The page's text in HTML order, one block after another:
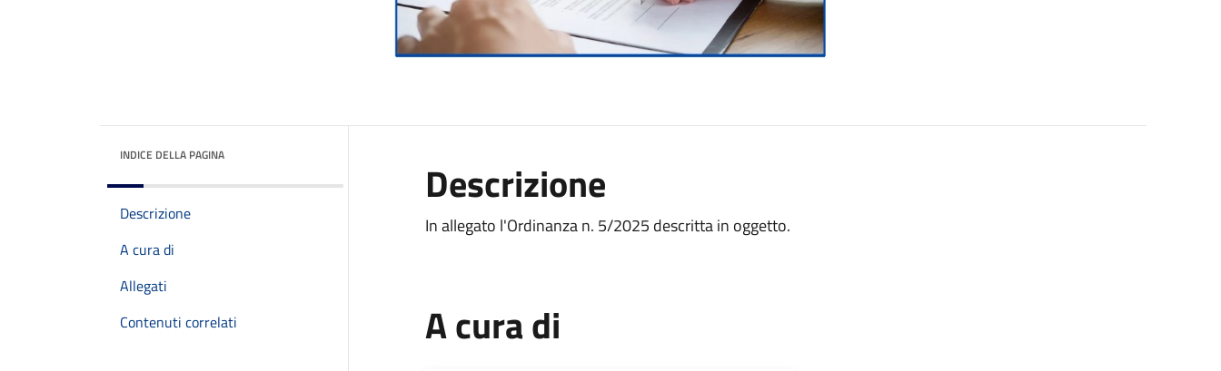
INDICE DELLA PAGINA
Descrizione
A cura di
Allegati
Contenuti correlati
Descrizione
In allegato l'Ordinanza n. 5/2025 descritta in oggetto.
A cura di